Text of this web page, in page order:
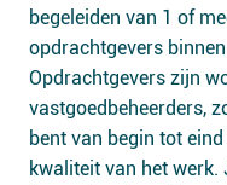
begeleiden van 1 of
opdrachtgevers
Opdrachtgevers zijn
vastgoedbeheerders,
bent van begin tot
kwaliteit van het